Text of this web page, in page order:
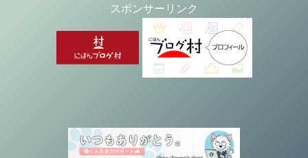
スポンサーリンク